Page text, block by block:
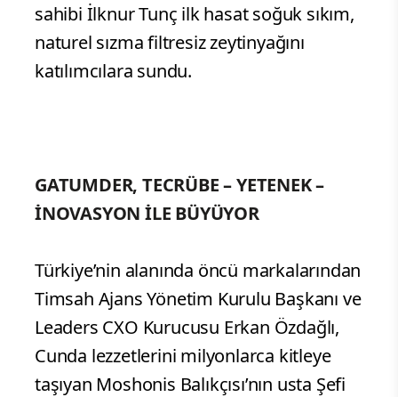
sahibi İlknur Tunç ilk hasat soğuk sıkım,
naturel sızma filtresiz zeytinyağını
katılımcılara sundu.
GATUMDER, TECRÜBE – YETENEK –
İNOVASYON İLE BÜYÜYOR
Türkiye’nin alanında öncü markalarından
Timsah Ajans Yönetim Kurulu Başkanı ve
Leaders CXO Kurucusu Erkan Özdağlı,
Cunda lezzetlerini milyonlarca kitleye
taşıyan Moshonis Balıkçısı’nın usta Şefi